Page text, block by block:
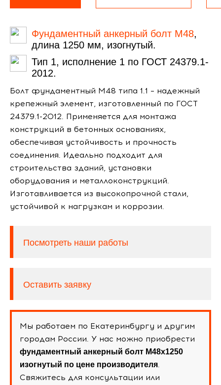
Фундаментный анкерный болт М48,
длина 1250 мм, изогнутый.
Тип 1, исполнение 1 по ГОСТ 24379.1-
2012.
Болт фундаментный М48 типа 1.1 – надежный
крепежный элемент, изготовленный по ГОСТ
24379.1-2012. Применяется для монтажа
конструкций в бетонных основаниях,
обеспечивая устойчивость и прочность
соединения. Идеально подходит для
строительства зданий, установки
оборудования и металлоконструкций.
Изготавливается из высокопрочной стали,
устойчивой к нагрузкам и коррозии.
Посмотреть наши работы
Оставить заявку
Мы работаем по Екатеринбургу и другим
городам России. У нас можно приобрести
фундаментный анкерный болт М48х1250
изогнутый по цене производителя.
Свяжитесь для консультации или